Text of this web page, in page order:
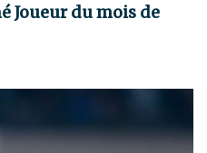
Joueur du mois de